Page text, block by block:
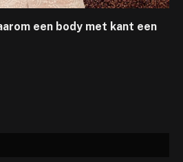
een body met kant een